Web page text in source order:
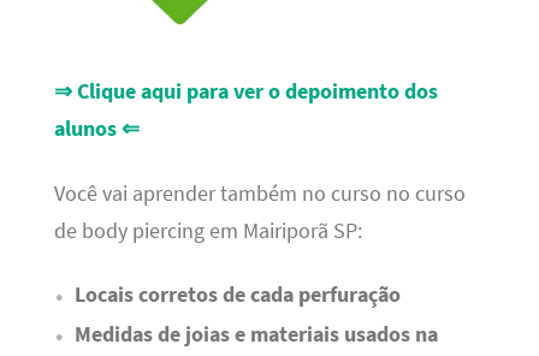
⇒ Clique aqui para ver o depoimento dos
alunos ⇐
Você vai aprender também no curso no curso
de body piercing em Mairiporã SP:
Locais corretos de cada perfuração
Medidas de joias e materiais usados na